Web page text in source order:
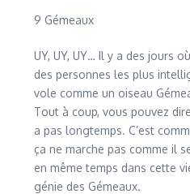
9 Gémeaux
UY, UY, UY… Il y a des jours
des personnes les plus
vole comme un oiseau
Tout à coup, vous pouvez
a pas longtemps. C’est
ça ne marche pas comme il
en même temps dans cette
génie des Gémeaux.